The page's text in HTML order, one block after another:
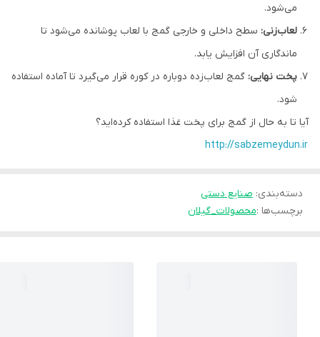
می‌شود.
لعاب‌زنی: سطح داخلی و خارجی گمج با لعاب پوشانده می‌شود تا
ماندگاری آن افزایش یابد.
پخت نهایی: گمج لعاب‌زده دوباره در کوره قرار می‌گیرد تا آماده استفاده
شود.
آیا تا به حال از گمج برای پخت غذا استفاده کرده‌اید؟
http://sabzemeydun.ir
دسته‌بندی: صنایع دستی
برچسب‌ها :محصولات_گیلان